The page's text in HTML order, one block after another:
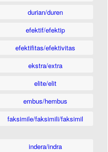
durian/duren
efektif/efektip
efektifitas/efektivitas
ekstra/extra
elite/elit
embus/hembus
faksimile/faksimili/faksimil
indera/indra